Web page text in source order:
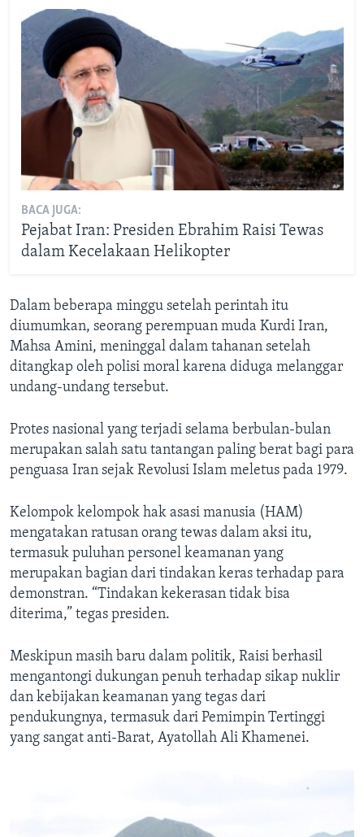
BACA JUGA:
Pejabat Iran: Presiden Ebrahim Raisi Tewas
dalam Kecelakaan Helikopter
Dalam beberapa minggu setelah perintah itu
diumumkan, seorang perempuan muda Kurdi Iran,
Mahsa Amini, meninggal dalam tahanan setelah
ditangkap oleh polisi moral karena diduga melanggar
undang-undang tersebut.
Protes nasional yang terjadi selama berbulan-bulan
merupakan salah satu tantangan paling berat bagi para
penguasa Iran sejak Revolusi Islam meletus pada 1979.
Kelompok kelompok hak asasi manusia (HAM)
mengatakan ratusan orang tewas dalam aksi itu,
termasuk puluhan personel keamanan yang
merupakan bagian dari tindakan keras terhadap para
demonstran. “Tindakan kekerasan tidak bisa
diterima,” tegas presiden.
Meskipun masih baru dalam politik, Raisi berhasil
mengantongi dukungan penuh terhadap sikap nuklir
dan kebijakan keamanan yang tegas dari
pendukungnya, termasuk dari Pemimpin Tertinggi
yang sangat anti-Barat, Ayatollah Ali Khamenei.